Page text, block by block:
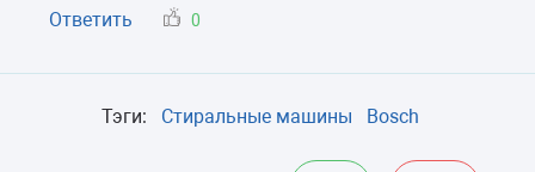
Ответить 0
Тэги: Стиральные машины Bosch